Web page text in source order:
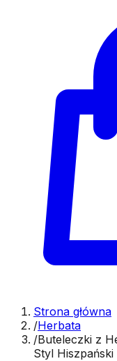
Strona główna
/Herbata
/Buteleczki z
Styl